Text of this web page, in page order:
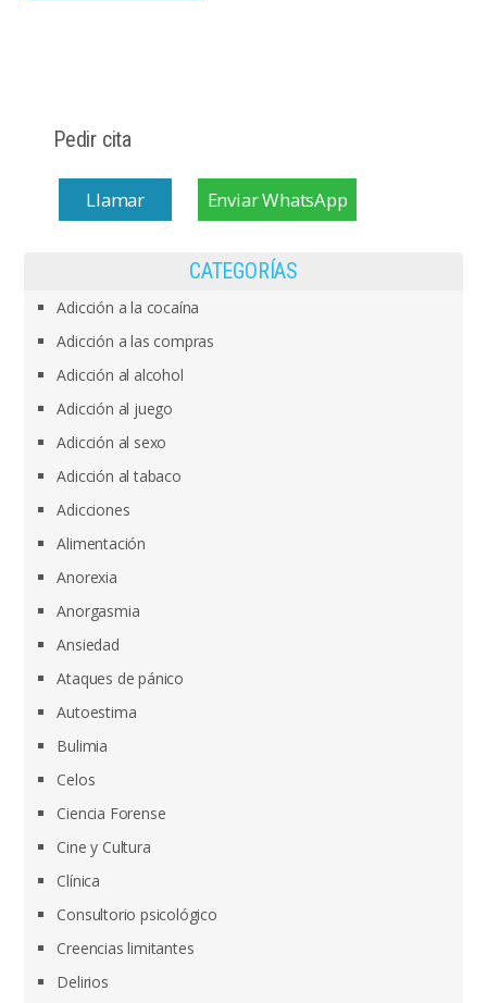
Pedir cita
Llamar Enviar WhatsApp
CATEGORÍAS
Adicción a la cocaína
Adicción a las compras
Adicción al alcohol
Adicción al juego
Adicción al sexo
Adicción al tabaco
Adicciones
Alimentación
Anorexia
Anorgasmia
Ansiedad
Ataques de pánico
Autoestima
Bulimia
Celos
Ciencia Forense
Cine y Cultura
Clínica
Consultorio psicológico
Creencias limitantes
Delirios